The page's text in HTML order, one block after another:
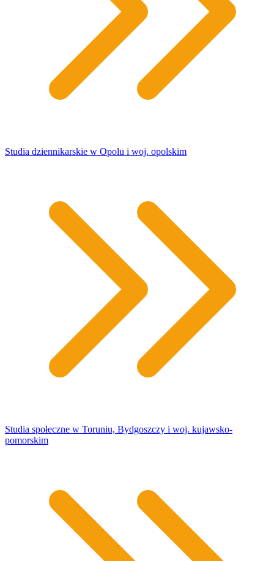
Studia dziennikarskie w Opolu i woj. opolskim
Studia społeczne w Toruniu, Bydgoszczy i woj. kujawsko-
pomorskim